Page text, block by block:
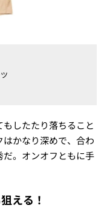
したたり落ちること
かなり深めで、合わ
。オンオフともに手
える！